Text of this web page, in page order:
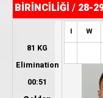
BİRİNCİLİĞİ / 28-
81 KG
Elimination
00:51
I W